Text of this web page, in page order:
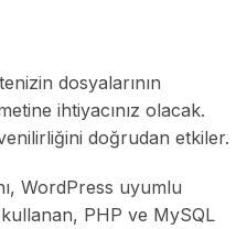
dosyalarının
ihtiyacınız olacak.
doğrudan etkiler.
WordPress uyumlu
PHP ve MySQL